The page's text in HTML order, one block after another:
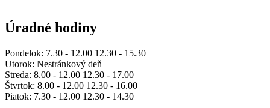
Úradné hodiny
Pondelok: 7.30 - 12.00 12.30 - 15.30
Utorok: Nestránkový deň
Streda: 8.00 - 12.00 12.30 - 17.00
Štvrtok: 8.00 - 12.00 12.30 - 16.00
Piatok: 7.30 - 12.00 12.30 - 14.30